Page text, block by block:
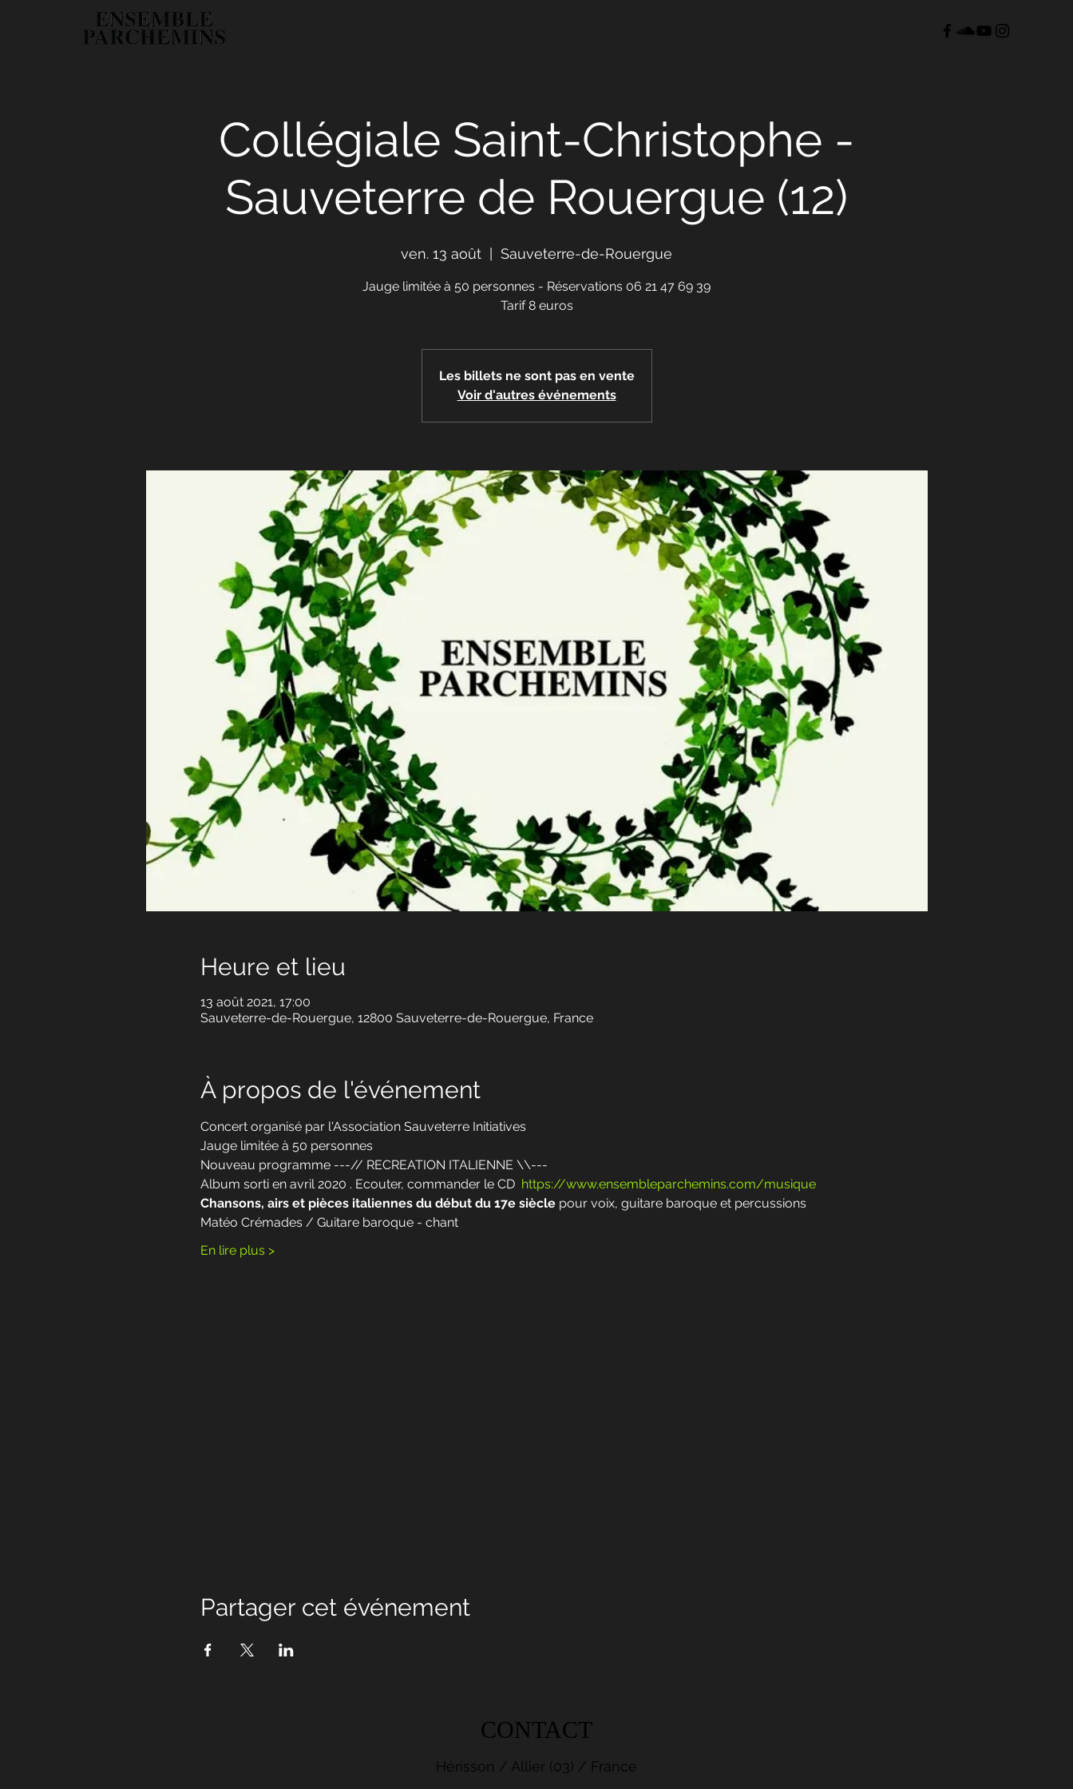
Collégiale Saint-Christophe -
Sauveterre de Rouergue (12)
ven. 13 août Sauveterre-de-Rouergue
Jauge limitée à 50 personnes - Réservations 06 21 47 69 39
Tarif 8 euros
Les billets ne sont pas en vente
Voir d'autres événements
Heure et lieu
13 août 2021, 17:00
Sauveterre-de-Rouergue, 12800 Sauveterre-de-Rouergue, France
À propos de l'événement
Concert organisé par l'Association Sauveterre Initiatives
Jauge limitée à 50 personnes
Nouveau programme ---// RECREATION ITALIENNE \\---
Album sorti en avril 2020 . Ecouter, commander le CD https://www.ensembleparchemins.com/musique
Chansons, airs et pièces italiennes du début du 17e siècle pour voix, guitare baroque et percussions
Matéo Crémades / Guitare baroque - chant
En lire plus >
Partager cet événement
CONTACT
Hérisson / Allier (03) / France